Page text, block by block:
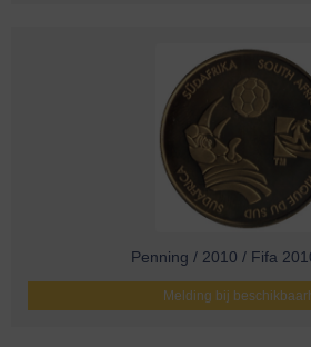
Penning / 2010 / Fifa
Melding bij